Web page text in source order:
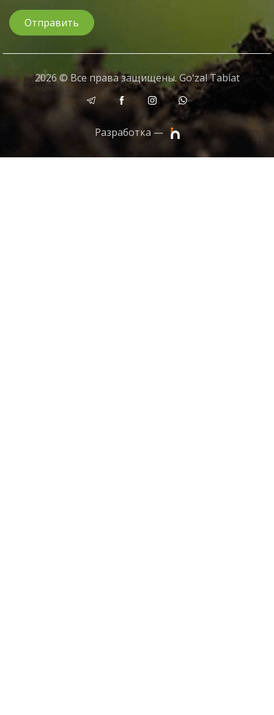
Отправить
2026 © Все права защищены. Goʻzal Tabiat
Разработка —